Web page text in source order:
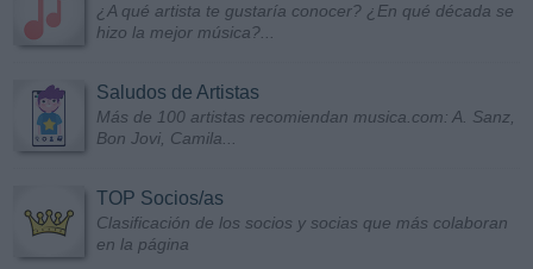
¿A qué artista te gustaría conocer? ¿En qué década se
hizo la mejor música?...
Saludos de Artistas
Más de 100 artistas recomiendan musica.com: A. Sanz,
Bon Jovi, Camila...
TOP Socios/as
Clasificación de los socios y socias que más colaboran
en la página